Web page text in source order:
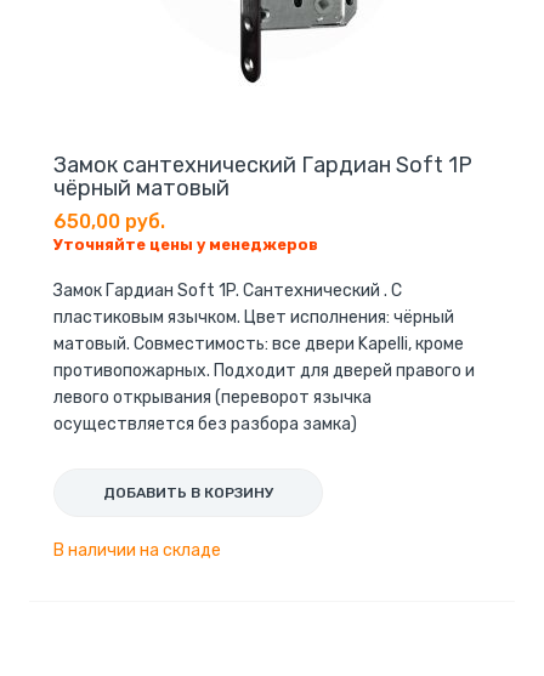
Замок cантехнический Гардиан Soft 1P
чёрный матовый
650,00 руб.
Уточняйте цены у менеджеров
Замок Гардиан Soft 1P. Cантехнический . С
пластиковым язычком. Цвет исполнения: чёрный
матовый. Совместимость: все двери Kapelli, кроме
противопожарных. Подходит для дверей правого и
левого открывания (переворот язычка
осуществляется без разбора замка)
ДОБАВИТЬ В КОРЗИНУ
В наличии на складе